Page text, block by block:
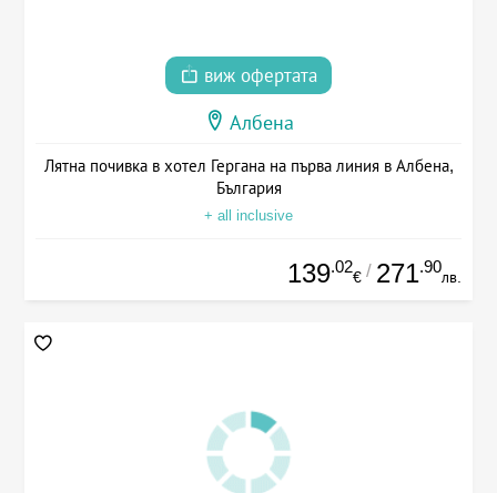
виж офертата
Албена
Лятна почивка в хотел Гергана на първа линия в Албена,
България
+ all inclusive
139.02
€ / 271.90
лв.